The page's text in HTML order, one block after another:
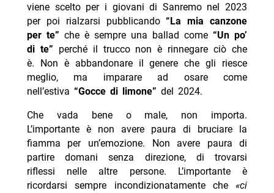
viene scelto per i giovani di Sanremo nel 2023
per poi rialzarsi pubblicando“La mia canzone
per te” che è sempre una ballad come“Un po’
di te” perché il trucco non è rinnegare ciò che
è. Non è abbandonare il genere che gli riesce
meglio, ma imparare ad osare come
nell’estiva “Gocce di limone” del 2024.
Che vada bene o male, non importa.
L’importante è non avere paura di bruciare la
fiamma per un’emozione. Non avere paura di
partire domani senza direzione, di trovarsi
riflessi nelle altre persone. L’importante è
ricordarsi sempre incondizionatamente che«ci